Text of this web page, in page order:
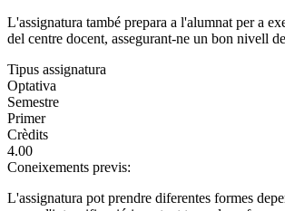
L'assignatura també prepara a l'alumnat per a
del centre docent, assegurant-ne un bon nivell
Tipus assignatura
Optativa
Semestre
Primer
Crèdits
4.00
Coneixements previs:
L'assignatura pot prendre diferentes formes